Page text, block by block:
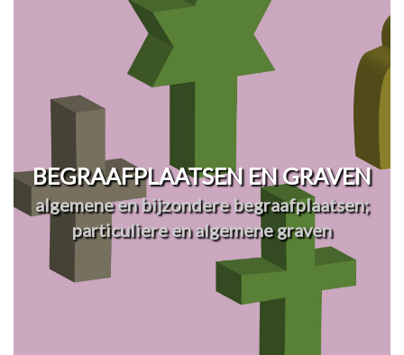
BEGRAAFPLAATSEN EN GRAVEN
algemene en bijzondere begraafplaatsen;
particuliere en algemene graven